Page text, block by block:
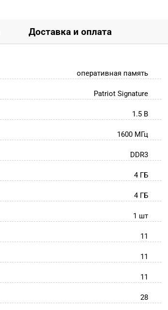
Доставка и оплата
оперативная память
Patriot Signature
1.5 В
1600 МГц
DDR3
4 ГБ
4 ГБ
1 шт
11
11
11
28